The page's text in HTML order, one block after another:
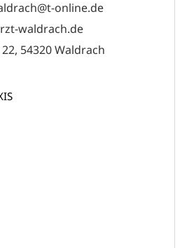
online.de
waldrach.de
54320 Waldrach